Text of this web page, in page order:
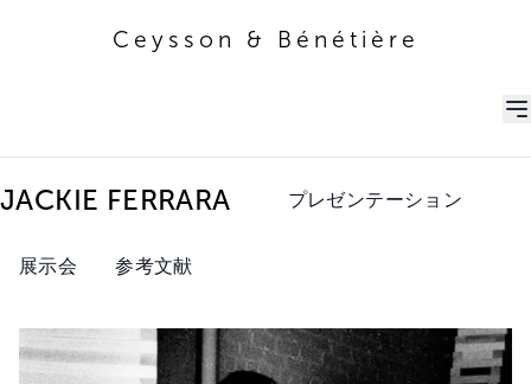
Ceysson & Bénétière
JACKIE FERRARA プレゼンテーション
展示会 参考文献